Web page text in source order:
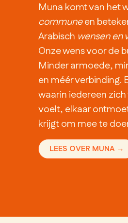
Muna komt van het
communeen
Arabisch wensen en
Onze wens voor de
Minder armoede,
en méér verbinding.
waarin iedereen
voelt, elkaar
krijgt om mee te
LEES OVER MUNA →